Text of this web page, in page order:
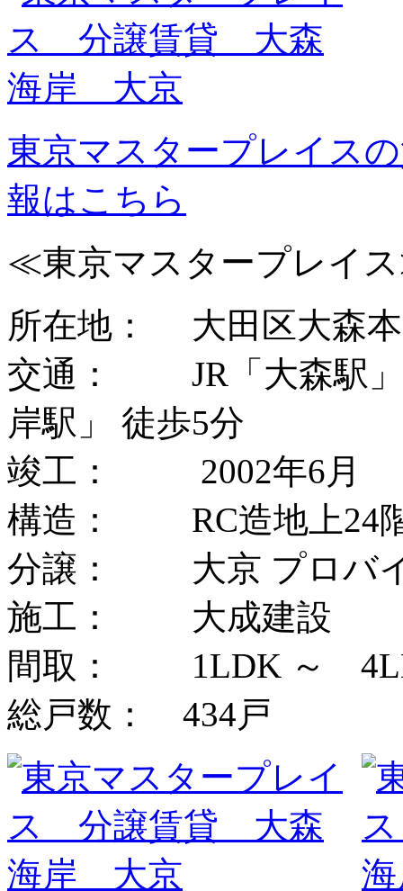
東京マスタープレイス
報はこちら
≪東京マスタープレイ
所在地： 大田区大森本
交通： JR「大森駅
岸駅」 徒歩5分
竣工： 2002年6月
構造： RC造地上24
分譲： 大京 プロバイ
施工： 大成建設
間取： 1LDK ～
総戸数： 434戸